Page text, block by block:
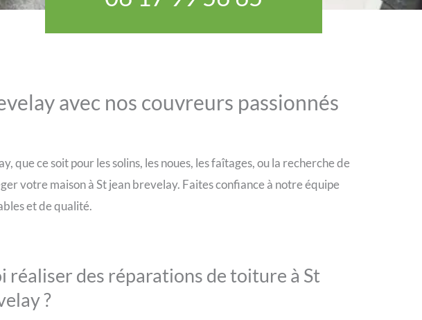
avec nos couvreurs passionnés
ce soit pour les solins, les noues, les faîtages, ou la recherche de
votre maison à St jean brevelay. Faites confiance à notre équipe
et de qualité.
réaliser des réparations de toiture à St
?